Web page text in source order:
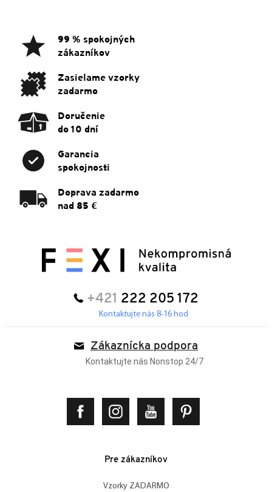
99 % spokojných
zákazníkov
Zasielame vzorky
zadarmo
Doručenie
do 10 dní
Garancia
spokojnosti
Doprava zadarmo
nad 85 €
+421 222 205 172
Kontaktujte nás 8-16 hod
Zákaznícka podpora
Kontaktujte nás Nonstop 24/7
Pre zákazníkov
Vzorky ZADARMO